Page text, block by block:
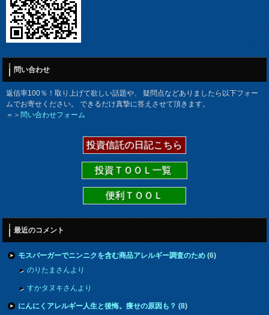
問い合わせ
返信率100％！取り上げて欲しい話題や、 疑問点などありましたら以下フォー
ムでお寄せください。 できるだけ真摯に答えさせて頂きます。
＝＞問い合わせフォーム
投資信託の日記こちら
投資ＴＯＯＬ一覧
便利ＴＯＯＬ
最近のコメント
モスバーガーでニンニクを含む商品アレルギー調査のため(6)
のりたまさんより
すかタヌキさんより
にんにくアレルギー人生と後悔。痩せの原因も？(8)